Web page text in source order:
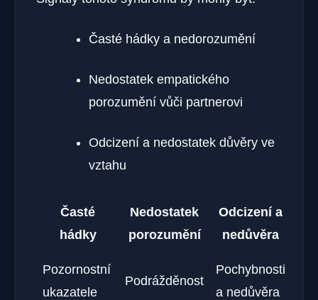
Časté ⁢hádky a⁣ nedorozumění
Nedostatek ⁣empatického
porozumění vůči partnerovi
Odcizení a nedostatek‍ důvěry ve
vztahu
Časté
hádky
Nedostatek
porozumění
Odcizení a
nedůvěra
Pozornostní
ukazatele
Podrážděnost
Pochybnosti
a nedůvěra